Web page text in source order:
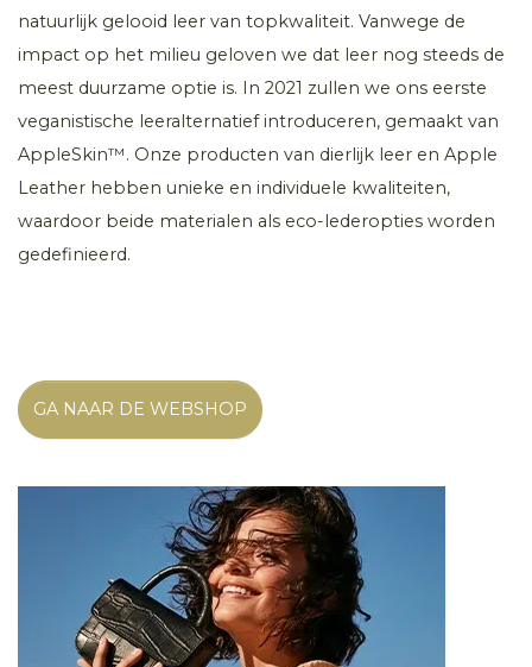
natuurlijk gelooid leer van topkwaliteit. Vanwege de
impact op het milieu geloven we dat leer nog steeds de
meest duurzame optie is. In 2021 zullen we ons eerste
veganistische leeralternatief introduceren, gemaakt van
AppleSkin™. Onze producten van dierlijk leer en Apple
Leather hebben unieke en individuele kwaliteiten,
waardoor beide materialen als eco-lederopties worden
gedefinieerd.
GA NAAR DE WEBSHOP